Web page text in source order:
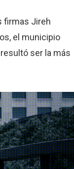
firmas Jireh
el municipio
ser la más